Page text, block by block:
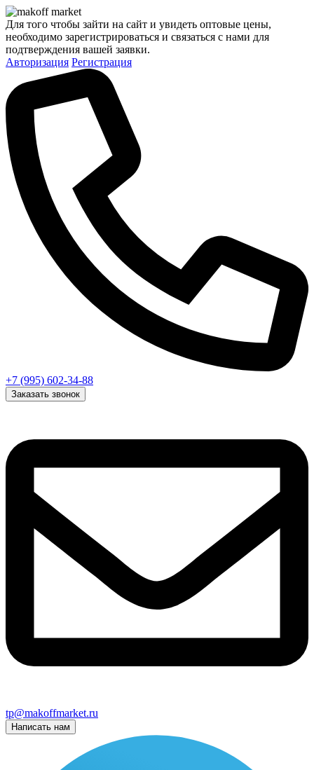
Для того чтобы зайти на сайт и увидеть оптовые цены,
необходимо зарегистрироваться и связаться с нами для
подтверждения вашей заявки.
Авторизация Регистрация
+7 (995) 602-34-88
Заказать звонок
tp@makoffmarket.ru
Написать нам